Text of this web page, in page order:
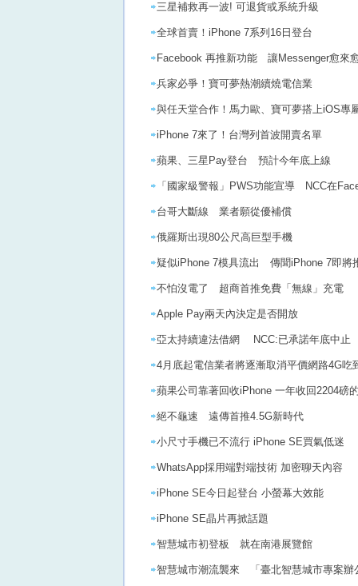
三星補救再一波! 可退貨或系統升級
全球首賣！iPhone 7系列16日登台
Facebook 再推新功能 讓Messenger愈來
兵家必爭！寶可夢熱潮續燒電信業
與任天堂合作！馬力歐、寶可夢搭上iOS專
iPhone 7來了！台灣列首波開賣名單
蘋果、三星Pay登台 預計今年底上線
「國家級警報」PWS功能宣導 NCC在
台哥大斷線 業者願從優補償
俄羅斯出現80公尺高巨型手機
疑似iPhone 7模具流出 傳聞iPhone 7即將
不怕沒電了 超商首推免費「無線」充電
Apple Pay兩天內決定是否開放
亞太持續違法借網 NCC:已承諾年底中止
4月底起電信業者將逐漸取消平價網路4G吃
蘋果公司靠著回收iPhone 一年收回2204磅
絕不龜速 遠傳首推4.5G新時代
小尺寸手機已不流行 iPhone SE買氣低迷
WhatsApp採用端對端技術 加密聊天內容
iPhone SE今日起登台 小螢幕大效能
iPhone SE晶片再掀話題
智慧城市初登板 就在南港展覽館
智慧城市潮流襲來 「臺北智慧城市專案